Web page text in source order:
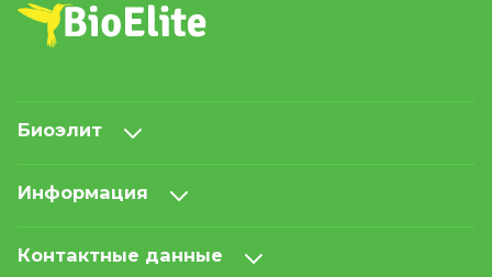
Биоэлит
Информация
Контактные данные